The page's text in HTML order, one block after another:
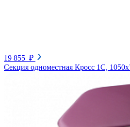
19 855 ₽
Секция одноместная Кросс 1С,